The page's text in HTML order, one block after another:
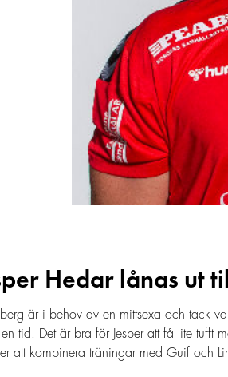
Hedar lånas ut
är i behov av en mittsexa och tack
tid. Det är bra för Jesper att få lite tufft
att kombinera träningar med Guif och